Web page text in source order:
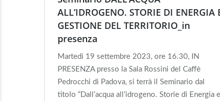
ALL’IDROGENO. STORIE DI ENERGIA
GESTIONE DEL TERRITORIO_in
presenza
Martedì 19 settembre 2023, ore 16.30, IN
PRESENZA presso la Sala Rossini del Caffè
Pedrocchi di Padova, si terrà il Seminario dal
titolo “Dall’acqua all’idrogeno. Storie di Energia e